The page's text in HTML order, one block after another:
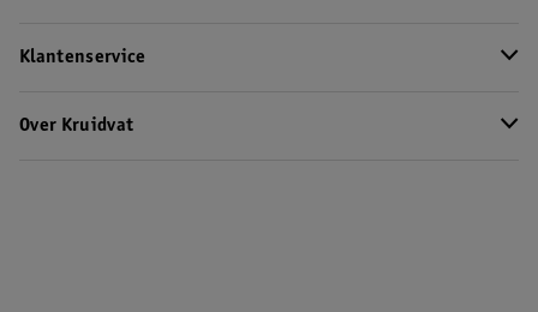
Klantenservice
Over Kruidvat